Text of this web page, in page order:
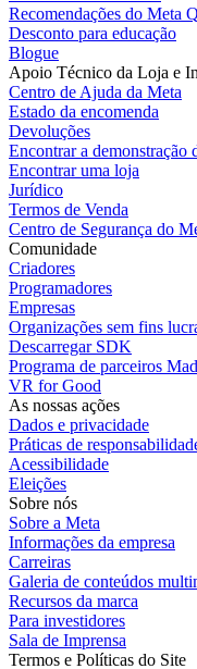
Recomendações do Meta
Desconto para educação
Blogue
Apoio Técnico da Loja e
Centro de Ajuda da Meta
Estado da encomenda
Devoluções
Encontrar a demonstração
Encontrar uma loja
Jurídico
Termos de Venda
Centro de Segurança do
Comunidade
Criadores
Programadores
Empresas
Organizações sem fins
Descarregar SDK
Programa de parceiros
VR for Good
As nossas ações
Dados e privacidade
Práticas de
Acessibilidade
Eleições
Sobre nós
Sobre a Meta
Informações da empresa
Carreiras
Galeria de conteúdos
Recursos da marca
Para investidores
Sala de Imprensa
Termos e Políticas do Site